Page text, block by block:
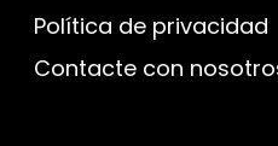
Política de privacidad
Contacte con